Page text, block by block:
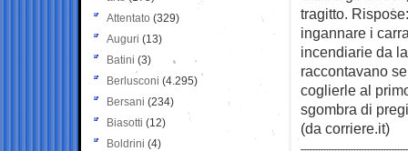
tragitto.
ingannare i
incendiarie da
raccontavano
coglierle al
sgombra di
(da corriere.it)
Attentato (329)
Auguri (13)
Batini (3)
Berlusconi (4.295)
Bersani (234)
Biasotti (12)
Boldrini (4)